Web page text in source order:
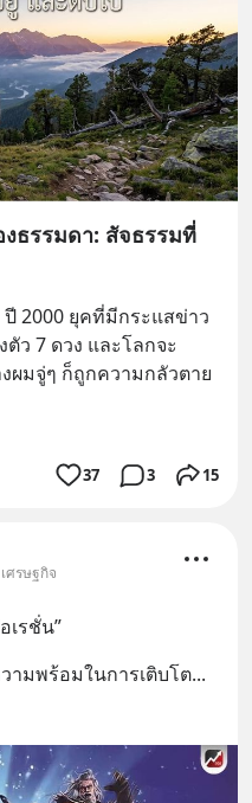
งธรรมดา: สัจธรรมที่
2000 ยุคที่มีกระแสข่าว
ตัว 7 ดวง และโลกจะ
ผมจู่ๆ ก็ถูกความกลัวตาย
37 3 15
ศรษฐกิจ
เรชั่น”
มพร้อมในการเติบโต